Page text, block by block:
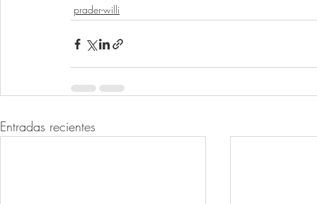
prader-willi
Entradas recientes